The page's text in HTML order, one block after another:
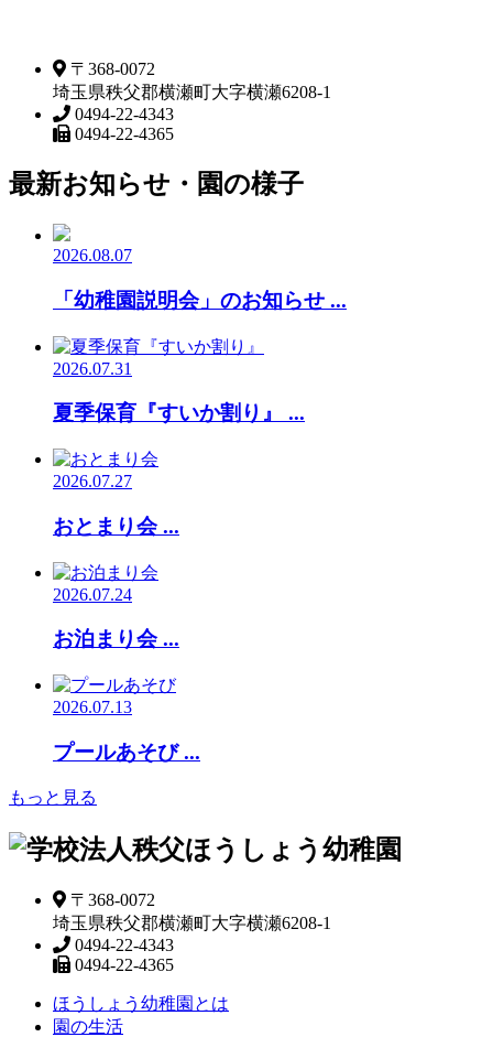
〒368-0072
埼玉県秩父郡横瀬町大字横瀬6208-1
0494-22-4343
0494-22-4365
最新お知らせ・園の様子
2026.08.07
「幼稚園説明会」のお知らせ ...
2026.07.31
夏季保育『すいか割り』 ...
2026.07.27
おとまり会 ...
2026.07.24
お泊まり会 ...
2026.07.13
プールあそび ...
もっと見る
〒368-0072
埼玉県秩父郡横瀬町大字横瀬6208-1
0494-22-4343
0494-22-4365
ほうしょう幼稚園とは
園の生活